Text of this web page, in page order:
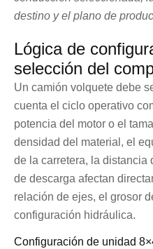
destino y el plano de
Lógica de
selección del
Un camión volquete debe
cuenta el ciclo operativo
potencia del motor o el
densidad del material, el
de la carretera, la distancia
de descarga afectan
relación de ejes, el grosor
configuración hidráulica.
Configuración de unidad